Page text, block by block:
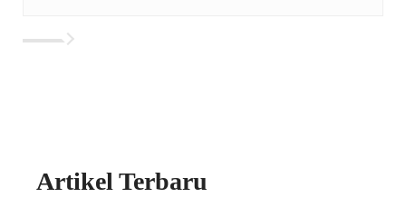
Artikel Terbaru